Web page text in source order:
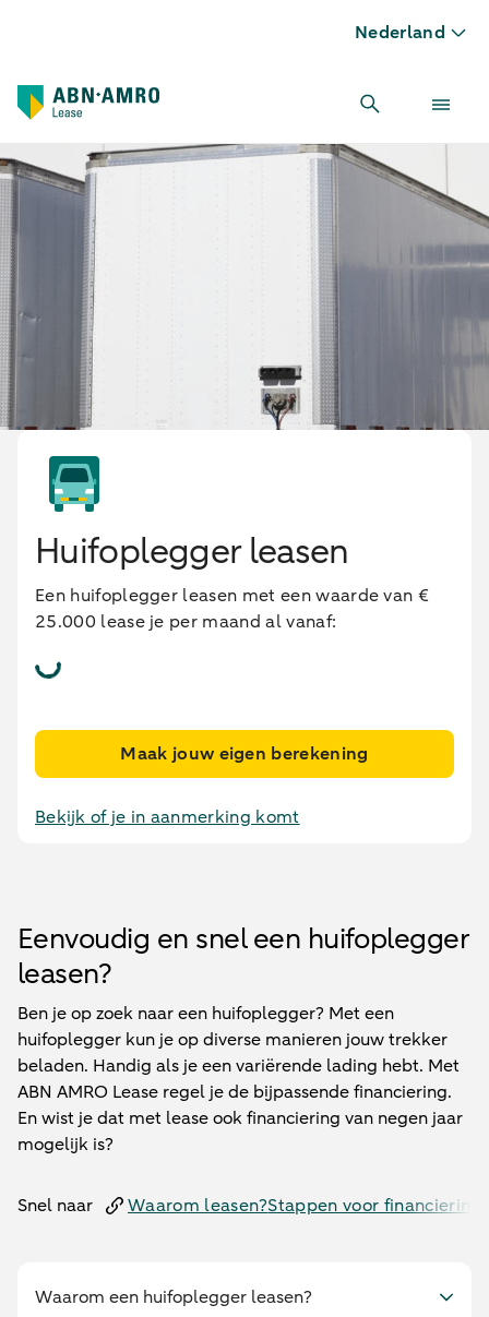
Nederland
Huifoplegger leasen
Een huifoplegger leasen met een waarde van €
25.000 lease je per maand al vanaf:
Maak jouw eigen berekening
Bekijk of je in aanmerking komt
Eenvoudig en snel een huifoplegger
leasen?
Ben je op zoek naar een huifoplegger? Met een
huifoplegger kun je op diverse manieren jouw trekker
beladen. Handig als je een variërende lading hebt. Met
ABN AMRO Lease regel je de bijpassende financiering.
En wist je dat met lease ook financiering van negen jaar
mogelijk is?
Snel naar Waarom leasen?Stappen voor financiering
Waarom een huifoplegger leasen?